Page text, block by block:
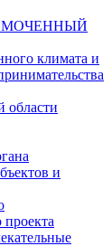
климата и
области
и